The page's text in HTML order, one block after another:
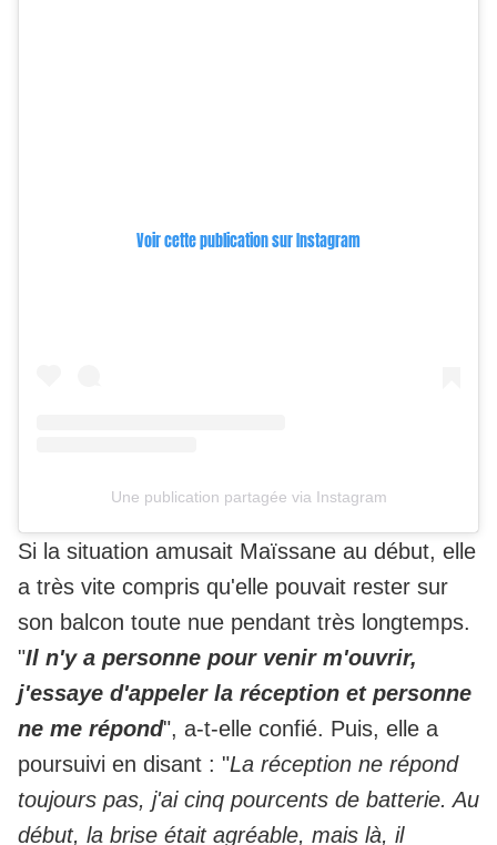
Voir cette publication sur Instagram
Une publication partagée via Instagram
Si la situation amusait Maïssane au début, elle
a très vite compris qu'elle pouvait rester sur
son balcon toute nue pendant très longtemps.
"Il n'y a personne pour venir m'ouvrir,
j'essaye d'appeler la réception et personne
ne me répond", a-t-elle confié. Puis, elle a
poursuivi en disant : "La réception ne répond
toujours pas, j'ai cinq pourcents de batterie. Au
début, la brise était agréable, mais là, il